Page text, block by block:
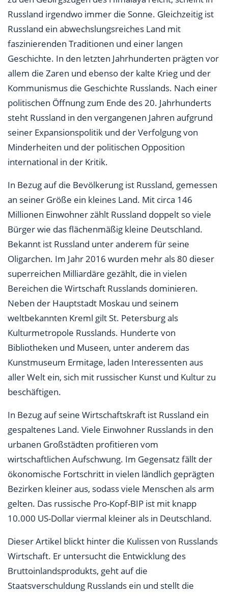
Russland irgendwo immer die Sonne. Gleichzeitig ist
Russland ein abwechslungsreiches Land mit
faszinierenden Traditionen und einer langen
Geschichte. In den letzten Jahrhunderten prägten vor
allem die Zaren und ebenso der kalte Krieg und der
Kommunismus die Geschichte Russlands. Nach einer
politischen Öffnung zum Ende des 20. Jahrhunderts
steht Russland in den vergangenen Jahren aufgrund
seiner Expansionspolitik und der Verfolgung von
Minderheiten und der politischen Opposition
international in der Kritik.
In Bezug auf die Bevölkerung ist Russland, gemessen
an seiner Größe ein kleines Land. Mit circa 146
Millionen Einwohner zählt Russland doppelt so viele
Bürger wie das flächenmäßig kleine Deutschland.
Bekannt ist Russland unter anderem für seine
Oligarchen. Im Jahr 2016 wurden mehr als 80 dieser
superreichen Milliardäre gezählt, die in vielen
Bereichen die Wirtschaft Russlands dominieren.
Neben der Hauptstadt Moskau und seinem
weltbekannten Kreml gilt St. Petersburg als
Kulturmetropole Russlands. Hunderte von
Bibliotheken und Museen, unter anderem das
Kunstmuseum Ermitage, laden Interessenten aus
aller Welt ein, sich mit russischer Kunst und Kultur zu
beschäftigen.
In Bezug auf seine Wirtschaftskraft ist Russland ein
gespaltenes Land. Viele Einwohner Russlands in den
urbanen Großstädten profitieren vom
wirtschaftlichen Aufschwung. Im Gegensatz fällt der
ökonomische Fortschritt in vielen ländlich geprägten
Bezirken kleiner aus, sodass viele Menschen als arm
gelten. Das russische Pro-Kopf-BIP ist mit knapp
10.000 US-Dollar viermal kleiner als in Deutschland.
Dieser Artikel blickt hinter die Kulissen von Russlands
Wirtschaft. Er untersucht die Entwicklung des
Bruttoinlandsprodukts, geht auf die
Staatsverschuldung Russlands ein und stellt die